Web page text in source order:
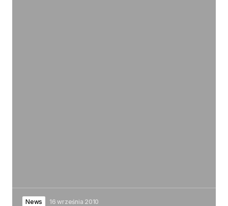
News 16 września 2010